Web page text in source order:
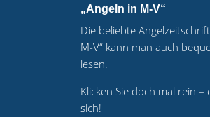
„Angeln in M-V“
Die beliebte
M-V“ kann man auch
lesen.
Klicken Sie doch mal rein –
sich!